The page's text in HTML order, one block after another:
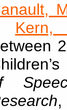
Kern,
,